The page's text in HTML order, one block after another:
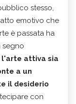
stesso,
emotivo che
è passata ha
segno
l'arte attiva sia
a un
il desiderio
con